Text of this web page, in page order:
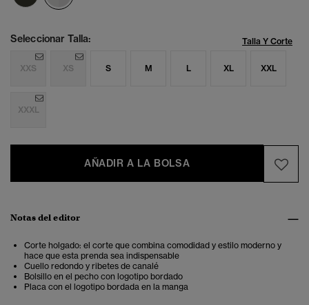
Seleccionar Talla: Talla Y Corte
XXS XS S M L XL XXL
XXXL
AÑADIR A LA BOLSA
Notas del editor
Corte holgado: el corte que combina comodidad y estilo moderno y
hace que esta prenda sea indispensable
Cuello redondo y ribetes de canalé
Bolsillo en el pecho con logotipo bordado
Placa con el logotipo bordada en la manga